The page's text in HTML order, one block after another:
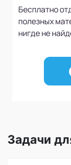
Бесплатно
полезных
нигде не
Задачи